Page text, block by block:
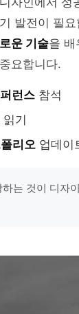
발전이 필요
운 기술을 배
요합니다.
런스 참석
읽기
리오 업데이
는 것이 디자